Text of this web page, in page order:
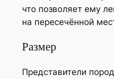
что позволяет ему
на пересечённой
Размер
Представители